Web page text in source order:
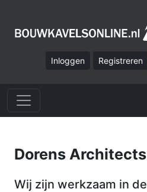
Inloggen Registreren
Dorens Architects
Wij zijn werkzaam in